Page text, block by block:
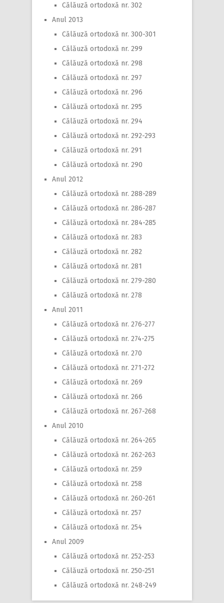
Călăuză ortodoxă nr. 302
Anul 2013
Călăuză ortodoxă nr. 300-301
Călăuză ortodoxă nr. 299
Călăuză ortodoxă nr. 298
Călăuză ortodoxă nr. 297
Călăuză ortodoxă nr. 296
Călăuză ortodoxă nr. 295
Călăuză ortodoxă nr. 294
Călăuză ortodoxă nr. 292-293
Călăuză ortodoxă nr. 291
Călăuză ortodoxă nr. 290
Anul 2012
Călăuză ortodoxă nr. 288-289
Călăuză ortodoxă nr. 286-287
Călăuză ortodoxă nr. 284-285
Călăuză ortodoxă nr. 283
Călăuză ortodoxă nr. 282
Călăuză ortodoxă nr. 281
Călăuză ortodoxă nr. 279-280
Călăuză ortodoxă nr. 278
Anul 2011
Călăuză ortodoxă nr. 276-277
Călăuză ortodoxă nr. 274-275
Călăuză ortodoxă nr. 270
Călăuză ortodoxă nr. 271-272
Călăuză ortodoxă nr. 269
Călăuză ortodoxă nr. 266
Călăuză ortodoxă nr. 267-268
Anul 2010
Călăuză ortodoxă nr. 264-265
Călăuză ortodoxă nr. 262-263
Călăuză ortodoxă nr. 259
Călăuză ortodoxă nr. 258
Călăuză ortodoxă nr. 260-261
Călăuză ortodoxă nr. 257
Călăuză ortodoxă nr. 254
Anul 2009
Călăuză ortodoxă nr. 252-253
Călăuză ortodoxă nr. 250-251
Călăuză ortodoxă nr. 248-249